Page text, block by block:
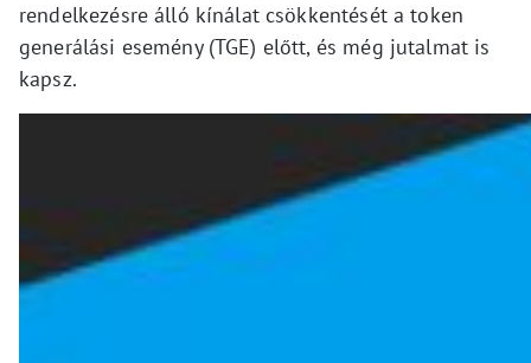
rendelkezésre álló kínálat csökkentését a token
generálási esemény (TGE) előtt, és még jutalmat is
kapsz.